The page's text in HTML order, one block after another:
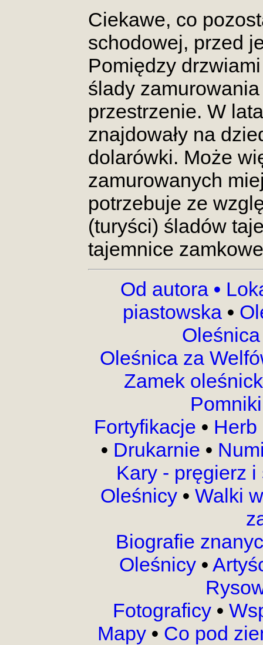
Ciekawe, co
schodowej, przed
Pomiędzy
ślady
przestrzenie. W
znajdowały na
dolarówki. Może
zamurowanych
potrzebuje ze
(turyści) śladów
tajemnice
Od autora •
piastowska •
Oleśnica za
Zamek
Fortyfikacje •
• Drukarnie •
Kary - pręgierz
Oleśnicy • Walki
Biografie
Oleśnicy •
Fotograficy •
Mapy • Co pod